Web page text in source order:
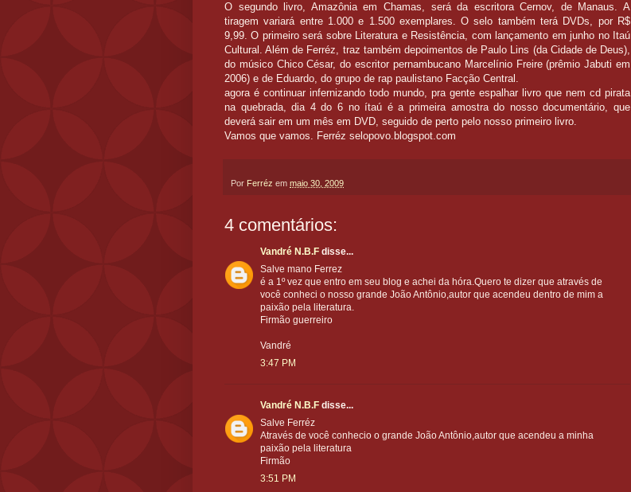
O segundo livro, Amazônia em Chamas, será da escritora Cernov, de Manaus. A
tiragem variará entre 1.000 e 1.500 exemplares. O selo também terá DVDs, por R$
9,99. O primeiro será sobre Literatura e Resistência, com lançamento em junho no Itaú
Cultural. Além de Ferréz, traz também depoimentos de Paulo Lins (da Cidade de Deus),
do músico Chico César, do escritor pernambucano Marcelínio Freire (prêmio Jabuti em
2006) e de Eduardo, do grupo de rap paulistano Facção Central.
agora é continuar infernizando todo mundo, pra gente espalhar livro que nem cd pirata
na quebrada, dia 4 do 6 no ítaú é a primeira amostra do nosso documentário, que
deverá sair em um mês em DVD, seguido de perto pelo nosso primeiro livro.
Vamos que vamos. Ferréz selopovo.blogspot.com
Por Ferréz em maio 30, 2009
4 comentários:
Vandré N.B.F disse...
Salve mano Ferrez
é a 1º vez que entro em seu blog e achei da hóra.Quero te dizer que através de
você conheci o nosso grande João Antônio,autor que acendeu dentro de mim a
paixão pela literatura.
Firmão guerreiro
Vandré
3:47 PM
Vandré N.B.F disse...
Salve Ferréz
Através de você conhecio o grande João Antônio,autor que acendeu a minha
paixão pela literatura
Firmão
3:51 PM